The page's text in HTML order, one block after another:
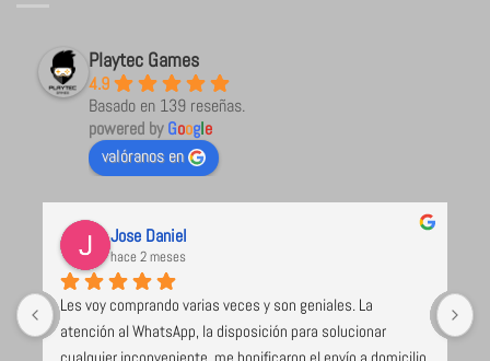
Playtec Games
4.9
Basado en 139 reseñas.
powered byGoogle
valóranos en
Jose Daniel
hace 2 meses
Les voy comprando varias veces y son geniales. La
atención al WhatsApp, la disposición para solucionar